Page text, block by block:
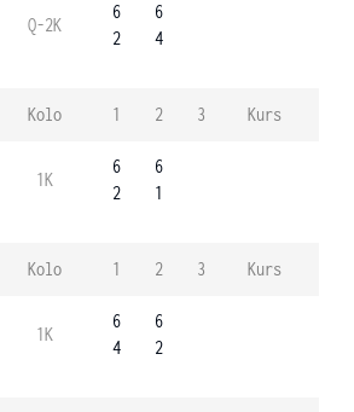
Q-2K
6
2
6
4
Kolo 1 2 3 Kurs
1K
6
2
6
1
Kolo 1 2 3 Kurs
1K
6
4
6
2